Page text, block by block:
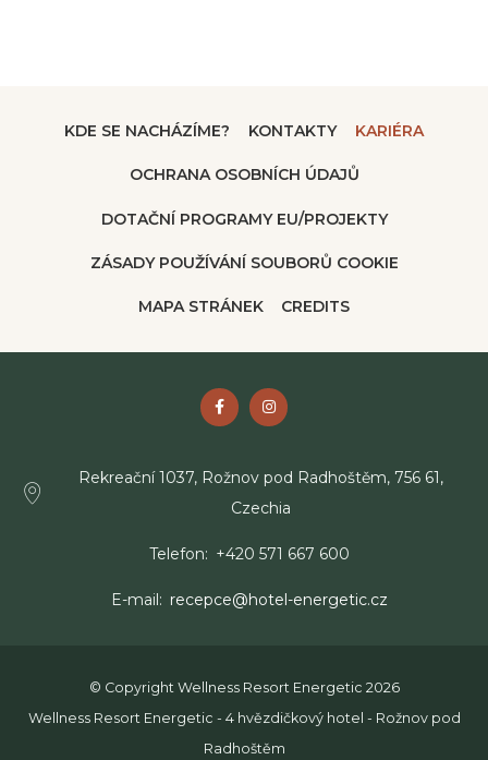
KDE SE NACHÁZÍME? KONTAKTY KARIÉRA
OCHRANA OSOBNÍCH ÚDAJŮ
DOTAČNÍ PROGRAMY EU/PROJEKTY
ZÁSADY POUŽÍVÁNÍ SOUBORŮ COOKIE
MAPA STRÁNEK CREDITS
Rekreační 1037, Rožnov pod Radhoštěm, 756 61,
Czechia
Telefon +420 571 667 600
E-mail recepce@hotel-energetic.cz
© Copyright Wellness Resort Energetic 2026
Wellness Resort Energetic - 4 hvězdičkový hotel - Rožnov pod
Radhoštěm